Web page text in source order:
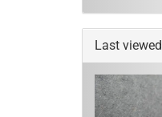
Last viewed